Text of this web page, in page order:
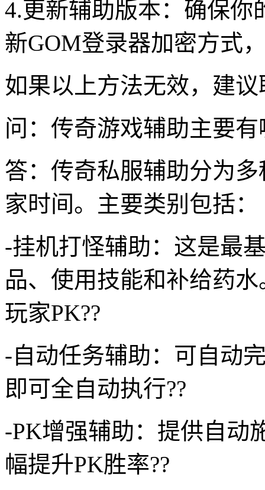
4.更新辅助版本：确保你
新GOM登录器加密方式
如果以上方法无效，建
问：传奇游戏辅助主要
答：传奇私服辅助分为
家时间。主要类别包括：
-挂机打怪辅助：这是最
品、使用技能和补给药
玩家PK??
-自动任务辅助：可自动
即可全自动执行??
-PK增强辅助：提供自动
幅提升PK胜率??